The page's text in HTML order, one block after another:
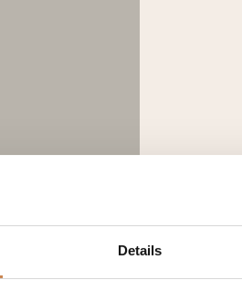
Details